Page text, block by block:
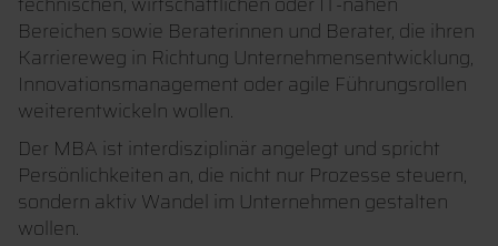
Bereichen sowie Beraterinnen und Berater, die ihren
Karriereweg in Richtung Unternehmensentwicklung,
Innovationsmanagement oder agile Führungsrollen
weiterentwickeln wollen.
Der MBA ist interdisziplinär angelegt und spricht
Persönlichkeiten an, die nicht nur Prozesse steuern,
sondern aktiv Wandel im Unternehmen gestalten
wollen.